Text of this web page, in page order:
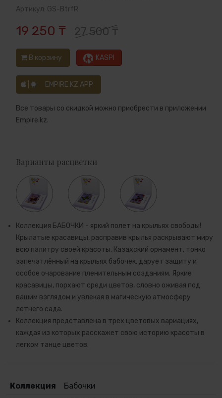
Артикул: GS-BtrfR
19 250 ₸ 27 500 ₸
В корзину KASPI
EMPIRE.KZ APP
Все товары со скидкой можно приобрести в приложении
Empire.kz.
Варианты расцветки
Коллекция БАБОЧКИ - яркий полет на крыльях свободы!
Крылатые красавицы, расправив крылья раскрывают миру
всю палитру своей красоты. Казахский орнамент, тонко
запечатлённый на крыльях бабочек, дарует защиту и
особое очарование пленительным созданиям. Яркие
красавицы, порхают среди цветов, словно оживая под
вашим взглядом и увлекая в магическую атмосферу
летнего сада.
Коллекция представлена в трех цветовых вариациях,
каждая из которых расскажет свою историю красоты в
легком танце цветов.
Коллекция
Бабочки